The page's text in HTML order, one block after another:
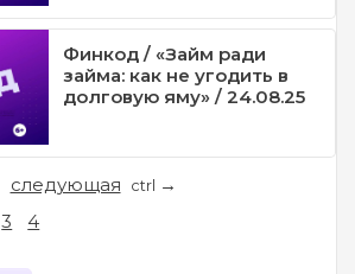
Финкод / «Займ ради
займа: как не угодить в
долговую яму» / 24.08.25
следующая ctrl →
3 4